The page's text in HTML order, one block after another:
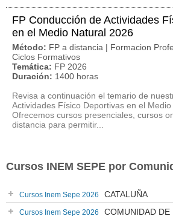
FP Conducción de Actividades
en el Medio Natural 2026
Método: FP a distancia | Formacion
Ciclos Formativos
Temática: FP 2026
Duración: 1400 horas
Revisa a continuación el temario de
Actividades Físico Deportivas en el Medio
Ofrecemos cursos presenciales, cursos
distancia para permitir...
Cursos INEM SEPE por
Cursos Inem Sepe 2026 CATALUÑA
Cursos Inem Sepe 2026 COMUNIDAD DE